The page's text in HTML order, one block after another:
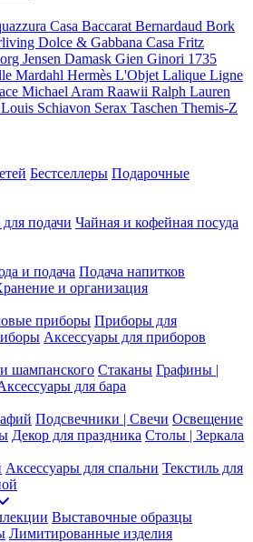
Casa Baccarat Bernardaud Bork
Dolce & Gabbana Casa Fritz
Jensen Damask Gien Ginori 1735
Mardahl Hermès L'Objet Lalique Ligne
Michael Aram Raawii Ralph Lauren
Schiavon Serax Taschen Themis-Z
Бестселлеры Подарочные
подачи Чайная и кофейная посуда
и подача Подача напитков
и организация
приборы Приборы для
Аксессуары для приборов
шампанского Стаканы Графины |
для бара
Подсвечники | Свечи Освещение
Декор для праздника Столы | Зеркала
Аксессуары для спальни Текстиль для
Выставочные образцы
Лимитированные изделия